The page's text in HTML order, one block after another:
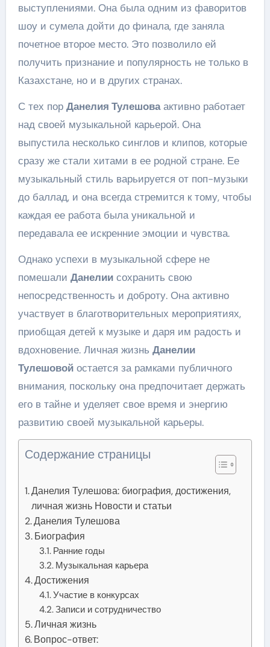
выступлениями. Она была одним из фаворитов
шоу и сумела дойти до финала, где заняла
почетное второе место. Это позволило ей
получить признание и популярность не только в
Казахстане, но и в других странах.
С тех пор Данелия Тулешоваактивно работает
над своей музыкальной карьерой. Она
выпустила несколько синглов и клипов, которые
сразу же стали хитами в ее родной стране. Ее
музыкальный стиль варьируется от поп-музыки
до баллад, и она всегда стремится к тому, чтобы
каждая ее работа была уникальной и
передавала ее искренние эмоции и чувства.
Однако успехи в музыкальной сфере не
помешали Данелиисохранить свою
непосредственность и доброту. Она активно
участвует в благотворительных мероприятиях,
приобщая детей к музыке и даря им радость и
вдохновение. Личная жизнь Данелии
Тулешовойостается за рамками публичного
внимания, поскольку она предпочитает держать
его в тайне и уделяет свое время и энергию
развитию своей музыкальной карьеры.
Содержание страницы
Данелия Тулешова: биография, достижения,
личная жизнь Новости и статьи
Данелия Тулешова
Биография
Ранние годы
Музыкальная карьера
Достижения
Участие в конкурсах
Записи и сотрудничество
Личная жизнь
Вопрос-ответ: